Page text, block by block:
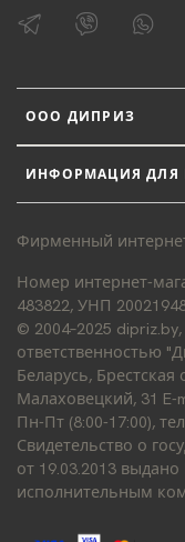
ООО ДИПРИЗ
ИНФОРМАЦИЯ ДЛЯ
Фирменный
Номер интернет-
483822, УНП
© 2004–2025
ответственностью
Беларусь,
Малаховецкий, 31 E-
Пн-Пт (8:00-17:00),
Свидетельство о
от 19.03.2013
исполнительным